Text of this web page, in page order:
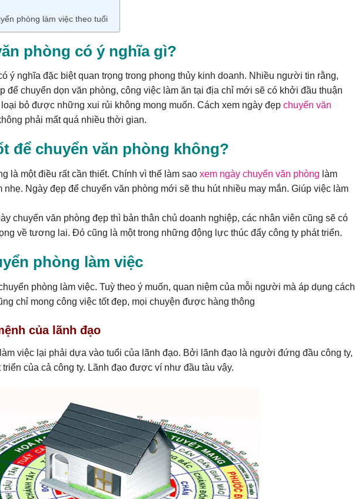
phòng làm việc theo tuổi
phòng có ý nghĩa gì?
ý nghĩa đặc biệt quan trọng trong phong thủy kinh doanh. Nhiều người tin rằng,
để chuyển dọn văn phòng, công việc làm ăn tại địa chỉ mới sẽ có khởi đầu thuận
bỏ được những xui rủi không mong muốn. Cách xem ngày đẹp chuyển văn
phải mất quá nhiều thời gian.
để chuyển văn phòng không?
là một điều rất cần thiết. Chính vì thế làm sao xem ngày chuyển văn phòng làm
nhẹ. Ngày đẹp để chuyển văn phòng mới sẽ thu hút nhiều may mắn. Giúp việc làm
chuyển văn phòng đẹp thì bản thân chủ doanh nghiệp, các nhân viên cũng sẽ có
về tương lai. Đó cũng là một trong những động lực thúc đẩy công ty phát triển.
phòng làm việc
phòng làm việc. Tuỳ theo ý muốn, quan niệm của mỗi người mà áp dụng cách
chỉ mong công việc tốt đẹp, mọi chuyện được hàng thông
của lãnh đạo
việc lại phải dựa vào tuổi của lãnh đạo. Bởi lãnh đạo là người đứng đầu công ty,
của cả công ty. Lãnh đạo được ví như đầu tàu vậy.